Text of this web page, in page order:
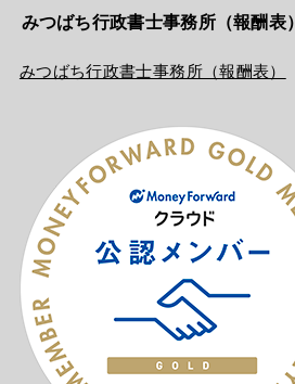
みつばち行政書士事務所（報酬表）
みつばち行政書士事務所（報酬表）